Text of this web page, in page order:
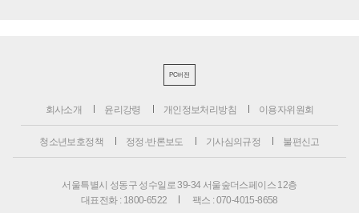
PC버전
회사소개 윤리강령 개인정보처리방침 이용자위원회
청소년보호정책 정정·반론보도 기사심의규정 불편신고
서울특별시 성동구 성수일로 39-34 서울숲더스페이스 12층
대표전화 : 1800-6522
팩스 : 070-4015-8658